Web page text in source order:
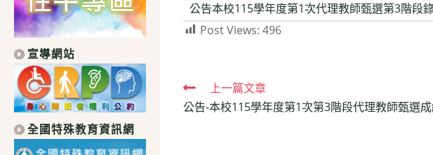
公告本校115學年度第1次代理教師甄選第3階段
Post Views: 496
Read
more
上一篇文章
公告-本校115學年度第1次第3階段代理教師甄選成
宣導網站
全國特殊教育資訊網